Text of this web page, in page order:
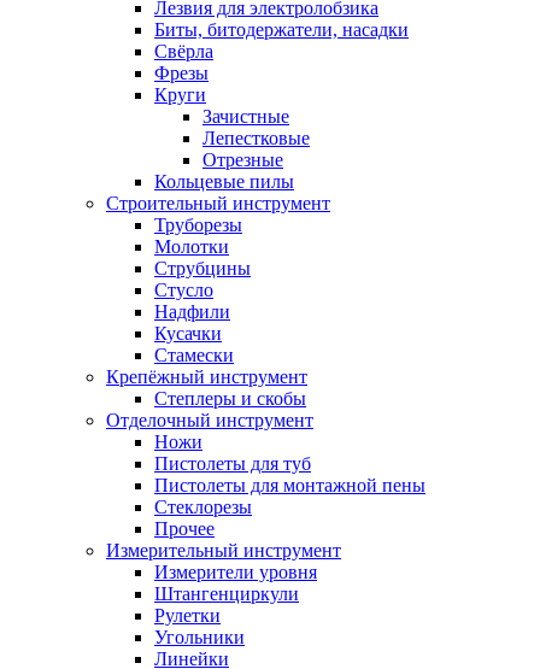
Лезвия для электролобзика
Биты, битодержатели, насадки
Свёрла
Фрезы
Круги
Зачистные
Лепестковые
Отрезные
Кольцевые пилы
Строительный инструмент
Труборезы
Молотки
Струбцины
Стусло
Надфили
Кусачки
Стамески
Крепёжный инструмент
Степлеры и скобы
Отделочный инструмент
Ножи
Пистолеты для туб
Пистолеты для монтажной пены
Стеклорезы
Прочее
Измерительный инструмент
Измерители уровня
Штангенциркули
Рулетки
Угольники
Линейки